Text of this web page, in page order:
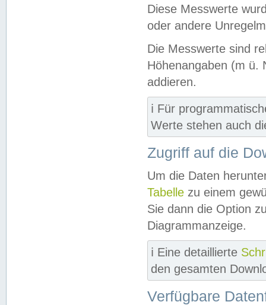
Diese Messwerte
oder andere
Die Messwerte sind
Höhenangaben (m ü.
addieren.
ℹ️ Für
Werte stehen auch
Zugriff auf die
Um die Daten
Tabelle zu einem
Sie dann die Option
Diagrammanzeige.
ℹ️ Eine detaillierte
den gesamten
Verfügbare